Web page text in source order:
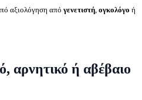
αξιολόγηση από γενετιστή, ογκολόγο ή
αρνητικό ή αβέβαιο